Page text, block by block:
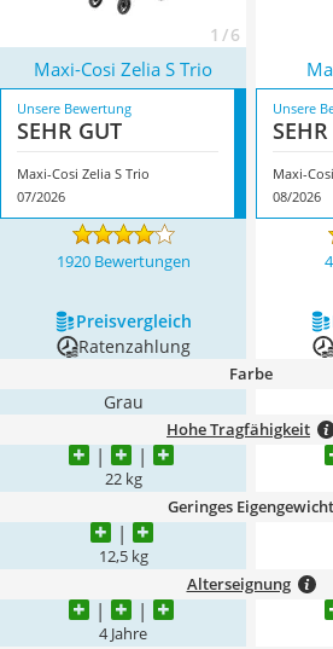
1 / 6
Maxi-Cosi Zelia S Trio
Unsere Bewertung
SEHR GUT
Maxi-Cosi Zelia S Trio
07/2026
Unsere
Maxi-
08/2026
1920 Bewertungen
Preis­vergleich
Ratenzahlung
Farbe
Grau
Hohe Tragfähigkeit
22 kg
Geringes Eigengewicht
12,5 kg
Alterseignung
4 Jahre